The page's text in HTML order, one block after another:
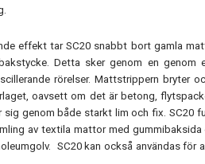
effekt tar SC20 snabbt bort gamla
Detta sker genom en genom
rörelser. Mattstrippern bryter
oavsett om det är betong,
genom både starkt lim och fix. SC20
av textila mattor med gummibaksida
SC20 kan också användas för